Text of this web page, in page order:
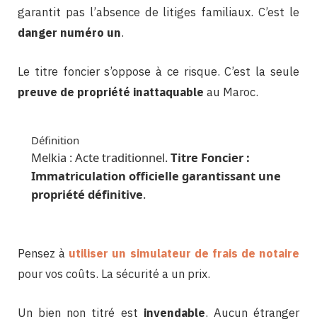
garantit pas l’absence de litiges familiaux. C’est le
danger numéro un.
Le titre foncier s’oppose à ce risque. C’est la seule
preuve de propriété inattaquable au Maroc.
Définition
Melkia : Acte traditionnel.Titre Foncier :
Immatriculation officielle garantissant une
propriété définitive.
Pensez à utiliser un simulateur de frais de notaire
pour vos coûts. La sécurité a un prix.
Un bien non titré est invendable. Aucun étranger